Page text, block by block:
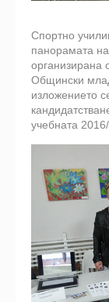
Спортно
панорамата
организирана
Общински
изложението
учебната